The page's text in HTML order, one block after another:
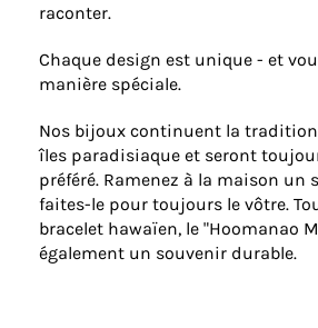
raconter.
Chaque design est unique - et
manière spéciale.
Nos bijoux continuent la tradition
îles paradisiaque et seront
préféré. Ramenez à la maison un
faites-le pour toujours le vôtre.
bracelet hawaïen, le "Hoomanao
également un souvenir durable.